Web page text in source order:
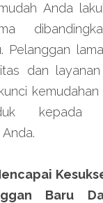
Anda
Pelanggan
dan
kepada
Baru